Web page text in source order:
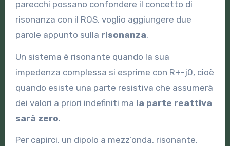
parecchi possano confondere il concetto di
risonanza con il ROS, voglio aggiungere due
parole appunto sulla risonanza.
Un sistema è risonante quando la sua
impedenza complessa si esprime con R+-j0, cioè
quando esiste una parte resistiva che assumerà
dei valori a priori indefiniti ma la parte reattiva
sarà zero.
Per capirci, un dipolo a mezz’onda, risonante,